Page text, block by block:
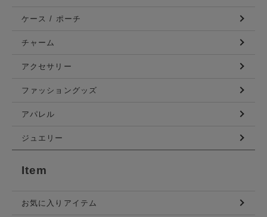
ケース / ポーチ
チャーム
アクセサリー
ファッショングッズ
アパレル
ジュエリー
Item
お気に入りアイテム